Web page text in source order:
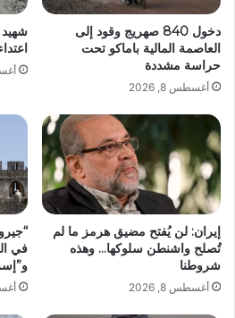
دخول 840 صهريج وقود إلى
العاصمة المالية باماكو تحت
حراسة مشددة
أغسطس 8, 2026
إيران: لن يُفتح مضيق هرمز ما لم
تُصلح واشنطن سلوكها… وهذه
شروطنا
أغسطس 8, 2026
في